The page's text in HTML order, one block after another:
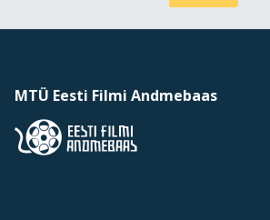
MTÜ Eesti Filmi Andmebaas